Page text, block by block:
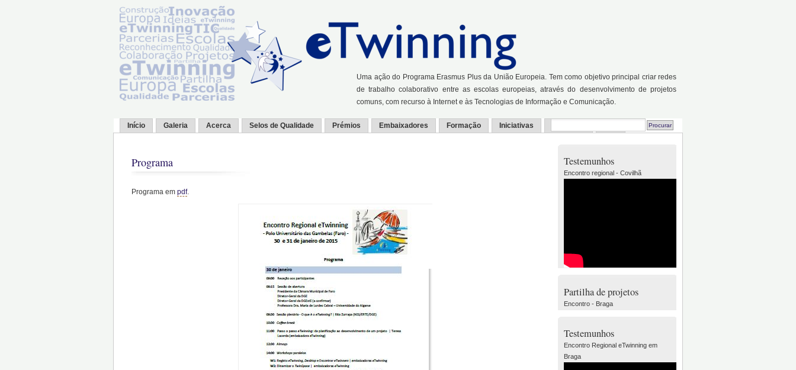
Uma ação do Programa Erasmus Plus da União Europeia. Tem como objetivo principal criar redes
de trabalho colaborativo entre as escolas europeias, através do desenvolvimento de projetos
comuns, com recurso à Internet e às Tecnologias de Informação e Comunicação.
Início Galeria Acerca Selos de Qualidade Prémios Embaixadores Formação Iniciativas
Programa
Programa em pdf.
Testemunhos
Encontro regional - Covilhã
Partilha de projetos
Encontro - Braga
Testemunhos
Encontro Regional eTwinning em
Braga